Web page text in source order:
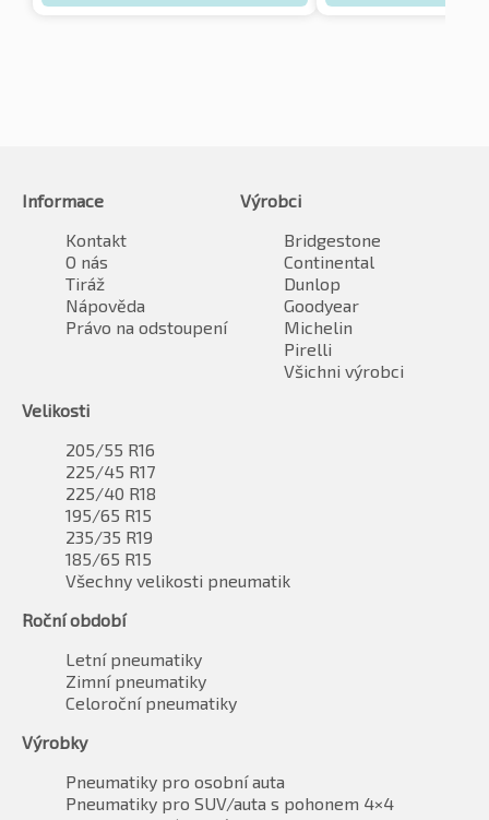
Informace
Kontakt
O nás
Tiráž
Nápověda
Právo na odstoupení
Výrobci
Bridgestone
Continental
Dunlop
Goodyear
Michelin
Pirelli
Všichni výrobci
Velikosti
205/55 R16
225/45 R17
225/40 R18
195/65 R15
235/35 R19
185/65 R15
Všechny velikosti pneumatik
Roční období
Letní pneumatiky
Zimní pneumatiky
Celoroční pneumatiky
Výrobky
Pneumatiky pro osobní auta
Pneumatiky pro SUV/auta s pohonem 4×4